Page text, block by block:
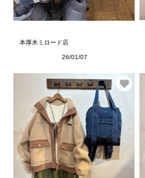
本厚木ミロード店
26/01/07